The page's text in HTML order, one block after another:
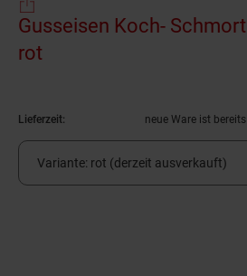
Gusseisen Koch-
rot
Lieferzeit: neue Ware ist
Variante: rot (derzeit ausverkauft)